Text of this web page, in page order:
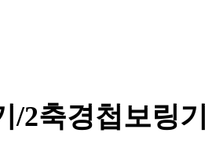
/2축경첩보링기